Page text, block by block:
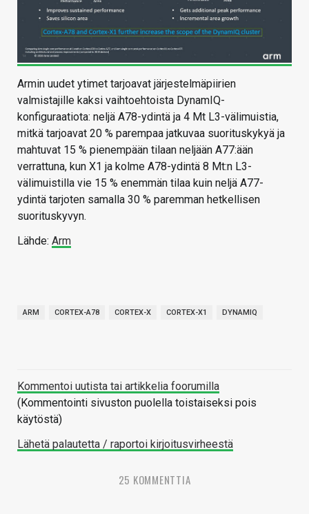
Armin uudet ytimet tarjoavat järjestelmäpiirien
valmistajille kaksi vaihtoehtoista DynamIQ-
konfiguraatiota: neljä A78-ydintä ja 4 Mt L3-välimuistia,
mitkä tarjoavat 20 % parempaa jatkuvaa suorituskykyä ja
mahtuvat 15 % pienempään tilaan neljään A77:ään
verrattuna, kun X1 ja kolme A78-ydintä 8 Mt:n L3-
välimuistilla vie 15 % enemmän tilaa kuin neljä A77-
ydintä tarjoten samalla 30 % paremman hetkellisen
suorituskyvyn.
Lähde: Arm
ARM CORTEX-A78 CORTEX-X CORTEX-X1 DYNAMIQ
Kommentoi uutista tai artikkelia foorumilla
(Kommentointi sivuston puolella toistaiseksi pois
käytöstä)
Lähetä palautetta / raportoi kirjoitusvirheestä
25 KOMMENTTIA